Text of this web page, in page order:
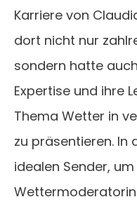
Karriere von
dort nicht nur
sondern hatte
Expertise und ihre
Thema Wetter in
zu präsentieren. In
idealen Sender,